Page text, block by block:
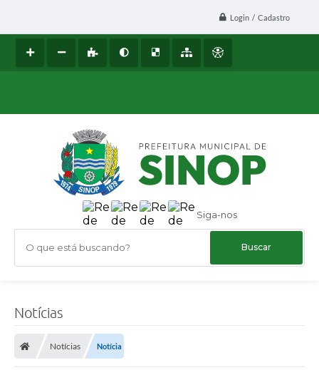
Login / Cadastro
Siga-nos
O que está buscando?
Notícias
Notícias Notícia